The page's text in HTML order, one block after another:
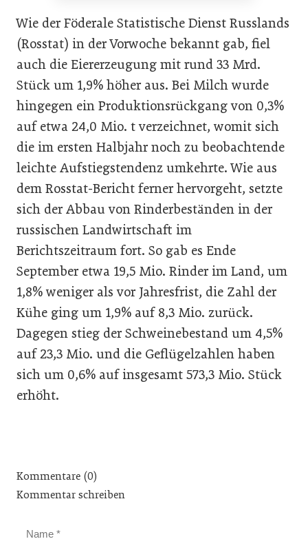
Wie der Föderale Statistische Dienst Russlands
(Rosstat) in der Vorwoche bekannt gab, fiel
auch die Eiererzeugung mit rund 33 Mrd.
Stück um 1,9% höher aus. Bei Milch wurde
hingegen ein Produktionsrückgang von 0,3%
auf etwa 24,0 Mio. t verzeichnet, womit sich
die im ersten Halbjahr noch zu beobachtende
leichte Aufstiegstendenz umkehrte. Wie aus
dem Rosstat-Bericht ferner hervorgeht, setzte
sich der Abbau von Rinderbeständen in der
russischen Landwirtschaft im
Berichtszeitraum fort. So gab es Ende
September etwa 19,5 Mio. Rinder im Land, um
1,8% weniger als vor Jahresfrist, die Zahl der
Kühe ging um 1,9% auf 8,3 Mio. zurück.
Dagegen stieg der Schweinebestand um 4,5%
auf 23,3 Mio. und die Geflügelzahlen haben
sich um 0,6% auf insgesamt 573,3 Mio. Stück
erhöht.
Kommentare (0)
Kommentar schreiben